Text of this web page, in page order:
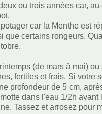
ou trois années car,
car la Menthe est
que certains rongeurs.
(de mars à mai)
fertiles et frais. Si
profondeur de 5 cm,
dans l'eau 1/2h
Tassez et arrosez